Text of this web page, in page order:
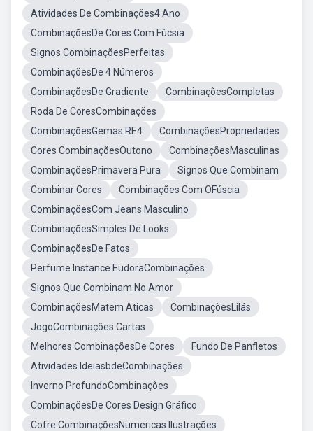
Atividades De Combinações4 Ano
CombinaçõesDe Cores Com Fúcsia
Signos CombinaçõesPerfeitas
CombinaçõesDe 4 Números
CombinaçõesDe Gradiente
CombinaçõesCompletas
Roda De CoresCombinações
CombinaçõesGemas RE4
CombinaçõesPropriedades
Cores CombinaçõesOutono
CombinaçõesMasculinas
CombinaçõesPrimavera Pura
Signos Que Combinam
Combinar Cores
Combinações Com OFúscia
CombinaçõesCom Jeans Masculino
CombinaçõesSimples De Looks
CombinaçõesDe Fatos
Perfume Instance EudoraCombinações
Signos Que Combinam No Amor
CombinaçõesMatem Aticas
CombinaçõesLilás
JogoCombinações Cartas
Melhores CombinaçõesDe Cores
Fundo De Panfletos
Atividades IdeiasbdeCombinações
Inverno ProfundoCombinações
CombinaçõesDe Cores Design Gráfico
Cofre CombinaçõesNumericas Ilustrações